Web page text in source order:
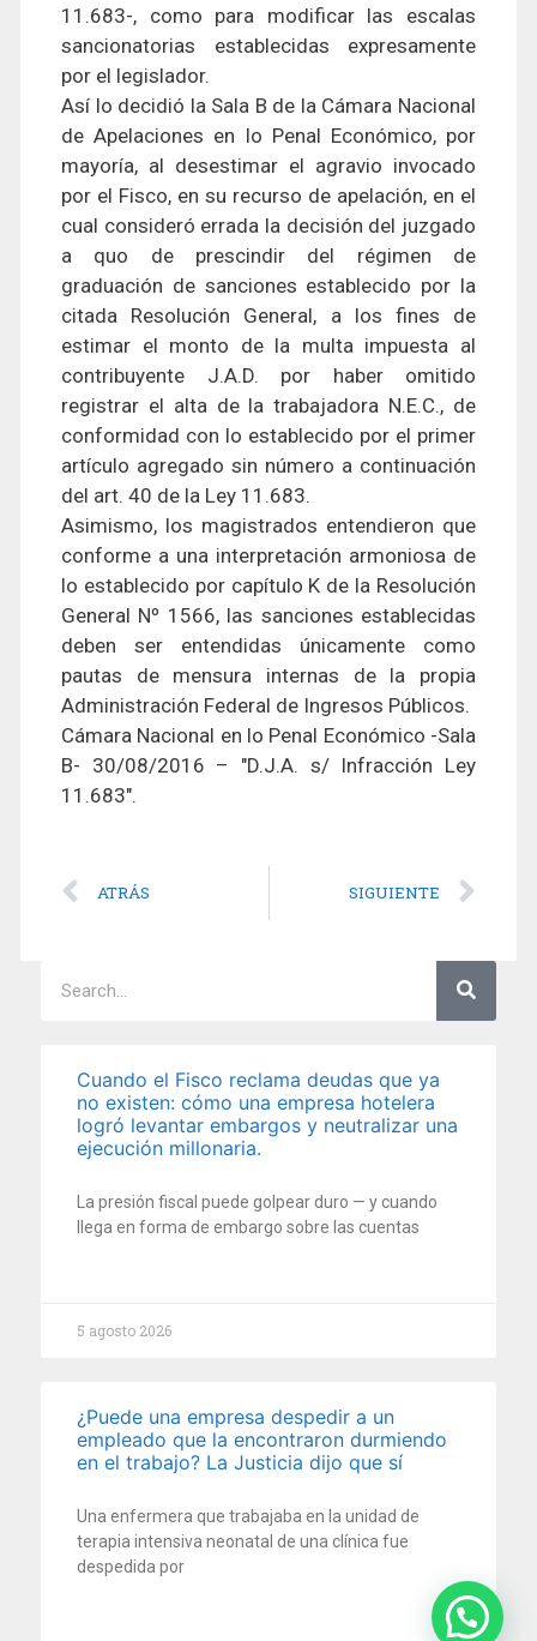
11.683-, como para modificar las escalas
sancionatorias establecidas expresamente
por el legislador.
Así lo decidió la Sala B de la Cámara Nacional
de Apelaciones en lo Penal Económico, por
mayoría, al desestimar el agravio invocado
por el Fisco, en su recurso de apelación, en el
cual consideró errada la decisión del juzgado
a quo de prescindir del régimen de
graduación de sanciones establecido por la
citada Resolución General, a los fines de
estimar el monto de la multa impuesta al
contribuyente J.A.D. por haber omitido
registrar el alta de la trabajadora N.E.C., de
conformidad con lo establecido por el primer
artículo agregado sin número a continuación
del art. 40 de la Ley 11.683.
Asimismo, los magistrados entendieron que
conforme a una interpretación armoniosa de
lo establecido por capítulo K de la Resolución
General Nº 1566, las sanciones establecidas
deben ser entendidas únicamente como
pautas de mensura internas de la propia
Administración Federal de Ingresos Públicos.
Cámara Nacional en lo Penal Económico -Sala
B- 30/08/2016 – "D.J.A. s/ Infracción Ley
11.683".
ATRÁS SIGUIENTE
Cuando el Fisco reclama deudas que ya
no existen: cómo una empresa hotelera
logró levantar embargos y neutralizar una
ejecución millonaria.
La presión fiscal puede golpear duro — y cuando
llega en forma de embargo sobre las cuentas
5 agosto 2026
¿Puede una empresa despedir a un
empleado que la encontraron durmiendo
en el trabajo? La Justicia dijo que sí
Una enfermera que trabajaba en la unidad de
terapia intensiva neonatal de una clínica fue
despedida por